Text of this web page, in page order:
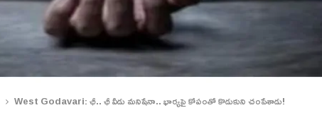
West Godavari: ఛీ.. ఛీ వీడు మనిషేనా.. భార్యపై కోపంతో కొడుకుని చంపేశాడు!